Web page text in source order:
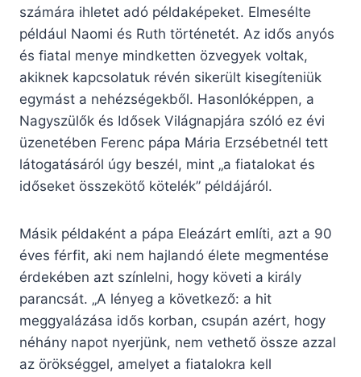
számára ihletet adó példaképeket. Elmesélte
például Naomi és Ruth történetét. Az idős anyós
és fiatal menye mindketten özvegyek voltak,
akiknek kapcsolatuk révén sikerült kisegíteniük
egymást a nehézségekből. Hasonlóképpen, a
Nagyszülők és Idősek Világnapjára szóló ez évi
üzenetében Ferenc pápa Mária Erzsébetnél tett
látogatásáról úgy beszél, mint „a fiatalokat és
időseket összekötő kötelék” példájáról.
Másik példaként a pápa Eleázárt említi, azt a 90
éves férfit, aki nem hajlandó élete megmentése
érdekében azt színlelni, hogy követi a király
parancsát. „A lényeg a következő: a hit
meggyalázása idős korban, csupán azért, hogy
néhány napot nyerjünk, nem vethető össze azzal
az örökséggel, amelyet a fiatalokra kell